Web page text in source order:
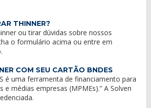
THINNER?
ou tirar dúvidas sobre nossos
o formulário acima ou entre em
.
COM SEU CARTÃO BNDES
é uma ferramenta de financiamento para
e médias empresas (MPMEs).” A Solven